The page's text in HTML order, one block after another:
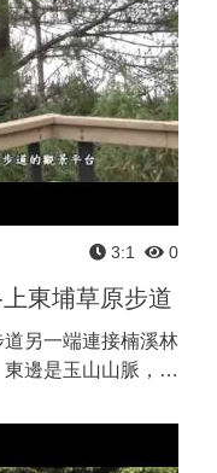
3:1 0
東埔草原步道
另一端連接楠溪林
邊是玉山山脈，西
側有沙里仙溪與神